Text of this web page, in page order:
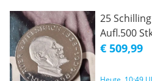
25
Aufl.500
€ 509,99